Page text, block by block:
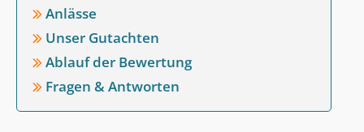
Anlässe
Unser Gutachten
Ablauf der Bewertung
Fragen & Antworten